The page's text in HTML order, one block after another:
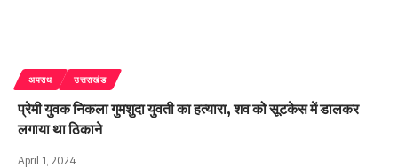
अपराध उत्तराखंड
प्रेमी युवक निकला गुमशुदा युवती का हत्यारा, शव को सूटकेस में डालकर
लगाया था ठिकाने
April 1, 2024